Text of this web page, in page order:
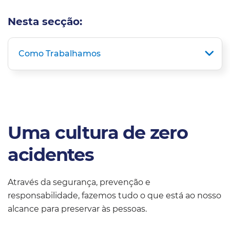
Nesta secção:
Como Trabalhamos
Uma cultura de zero
acidentes
Através da segurança, prevenção e
responsabilidade, fazemos tudo o que está ao nosso
alcance para preservar às pessoas.